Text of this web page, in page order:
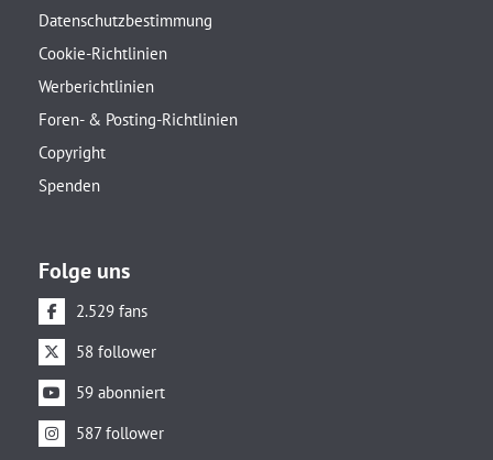
Datenschutzbestimmung
Cookie-Richtlinien
Werberichtlinien
Foren- & Posting-Richtlinien
Copyright
Spenden
Folge uns
2.529 fans
58 follower
59 abonniert
587 follower